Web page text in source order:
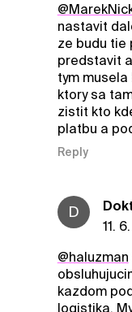
nastavit
ze budu tie
predstavit
tym
ktory sa
zistit kto
platbu a
Reply
D
11.
@haluzman
kazdom
logistika.